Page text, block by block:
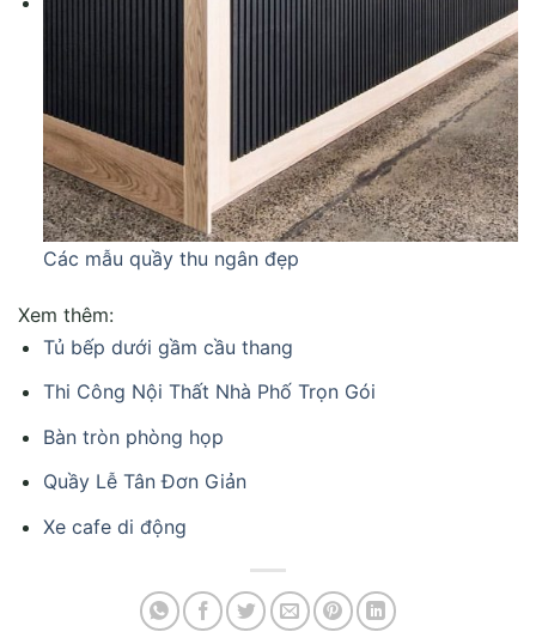
Các mẫu quầy thu ngân đẹp
Xem thêm:
Tủ bếp dưới gầm cầu thang
Thi Công Nội Thất Nhà Phố Trọn Gói
Bàn tròn phòng họp
Quầy Lễ Tân Đơn Giản
Xe cafe di động